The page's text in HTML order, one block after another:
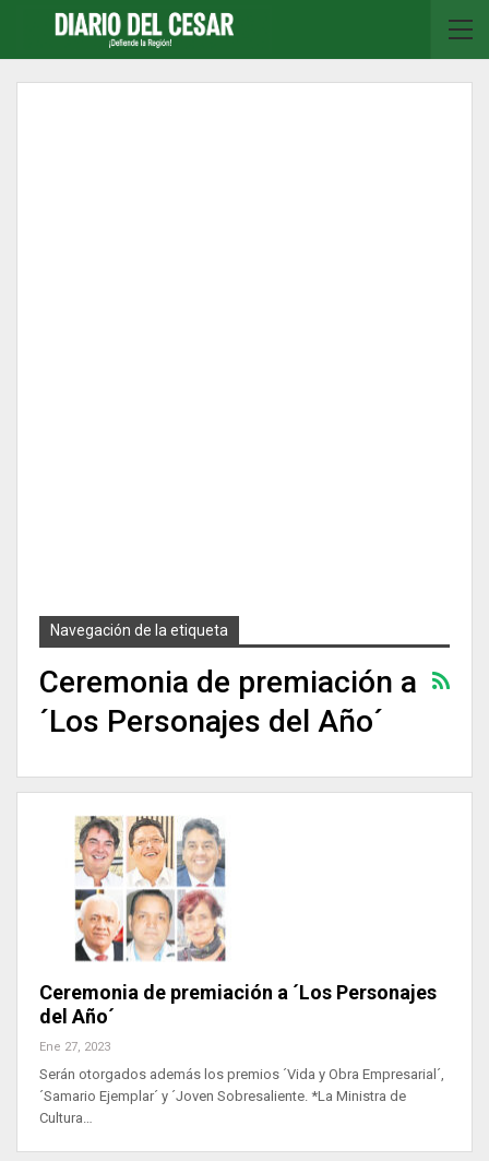
Navegación de la etiqueta
Ceremonia de premiación a
´Los Personajes del Año´
Ceremonia de premiación a ´Los Personajes
del Año´
Ene 27, 2023
Serán otorgados además los premios ´Vida y Obra Empresarial´,
´Samario Ejemplar´ y ´Joven Sobresaliente. *La Ministra de
Cultura…